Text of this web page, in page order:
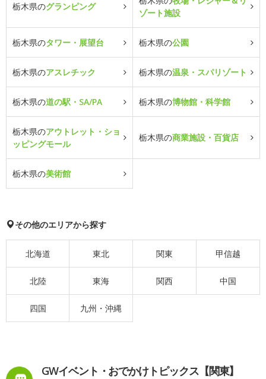
栃木県のグランピング
ゾート施設
栃木県のタワー・展望台 栃木県の公園
栃木県のアスレチック 栃木県の温泉・スパリゾート
栃木県の道の駅・SA/PA 栃木県の博物館・科学館
栃木県のアウトレット・ショ
ッピングモール
栃木県の商業施設・百貨店
栃木県の美術館
その他のエリアから探す
北海道 東北 関東 甲信越
北陸 東海 関西 中国
四国 九州・沖縄
GWイベント・おでかけトピックス【関東】